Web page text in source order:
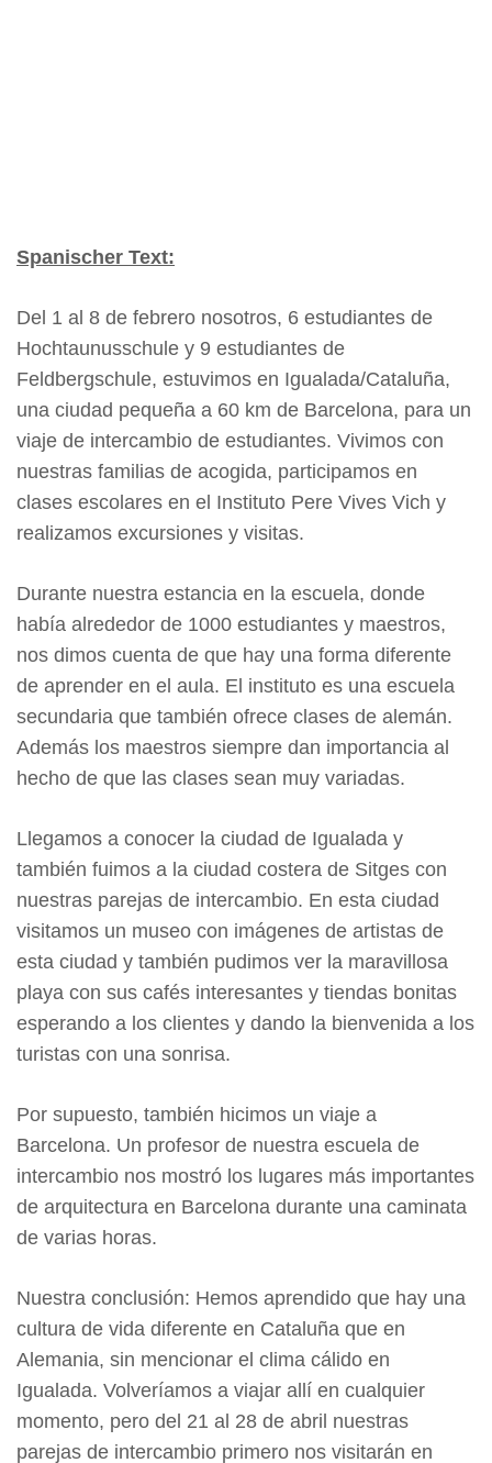
Spanischer Text:
Del 1 al 8 de febrero nosotros, 6 estudiantes de
Hochtaunusschule y 9 estudiantes de
Feldbergschule, estuvimos en Igualada/Cataluña,
una ciudad pequeña a 60 km de Barcelona, para un
viaje de intercambio de estudiantes. Vivimos con
nuestras familias de acogida, participamos en
clases escolares en el Instituto Pere Vives Vich y
realizamos excursiones y visitas.
Durante nuestra estancia en la escuela, donde
había alrededor de 1000 estudiantes y maestros,
nos dimos cuenta de que hay una forma diferente
de aprender en el aula. El instituto es una escuela
secundaria que también ofrece clases de alemán.
Además los maestros siempre dan importancia al
hecho de que las clases sean muy variadas.
Llegamos a conocer la ciudad de Igualada y
también fuimos a la ciudad costera de Sitges con
nuestras parejas de intercambio. En esta ciudad
visitamos un museo con imágenes de artistas de
esta ciudad y también pudimos ver la maravillosa
playa con sus cafés interesantes y tiendas bonitas
esperando a los clientes y dando la bienvenida a los
turistas con una sonrisa.
Por supuesto, también hicimos un viaje a
Barcelona. Un profesor de nuestra escuela de
intercambio nos mostró los lugares más importantes
de arquitectura en Barcelona durante una caminata
de varias horas.
Nuestra conclusión: Hemos aprendido que hay una
cultura de vida diferente en Cataluña que en
Alemania, sin mencionar el clima cálido en
Igualada. Volveríamos a viajar allí en cualquier
momento, pero del 21 al 28 de abril nuestras
parejas de intercambio primero nos visitarán en